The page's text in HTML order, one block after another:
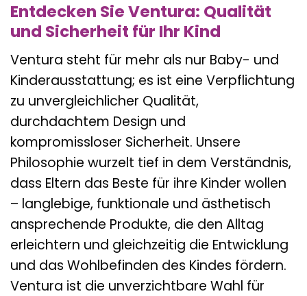
Entdecken Sie Ventura: Qualität
und Sicherheit für Ihr Kind
Ventura steht für mehr als nur Baby- und
Kinderausstattung; es ist eine Verpflichtung
zu unvergleichlicher Qualität,
durchdachtem Design und
kompromissloser Sicherheit. Unsere
Philosophie wurzelt tief in dem Verständnis,
dass Eltern das Beste für ihre Kinder wollen
– langlebige, funktionale und ästhetisch
ansprechende Produkte, die den Alltag
erleichtern und gleichzeitig die Entwicklung
und das Wohlbefinden des Kindes fördern.
Ventura ist die unverzichtbare Wahl für